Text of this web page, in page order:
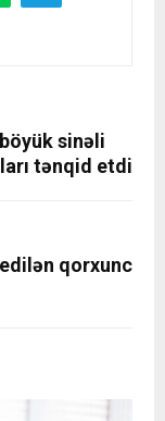
sinəli
tənqid etdi
qorxunc